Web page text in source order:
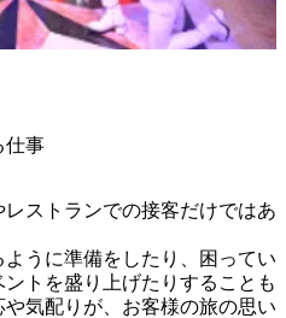
仕事
ストランでの接客だけではあ
うに準備をしたり、困ってい
トを盛り上げたりすることも
気配りが、お客様の旅の思い